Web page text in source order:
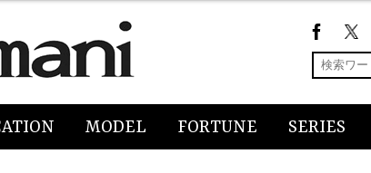
MODEL FORTUNE SERIES